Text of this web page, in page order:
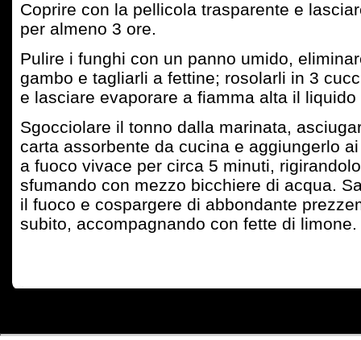
Coprire con la pellicola trasparente e
per almeno 3 ore.
Pulire i funghi con un panno umido,
gambo e tagliarli a fettine; rosolarli in 3
e lasciare evaporare a fiamma alta il
Sgocciolare il tonno dalla marinata,
carta assorbente da cucina e aggiungerlo
a fuoco vivace per circa 5 minuti,
sfumando con mezzo bicchiere di acqua.
il fuoco e cospargere di abbondante
subito, accompagnando con fette di limone.